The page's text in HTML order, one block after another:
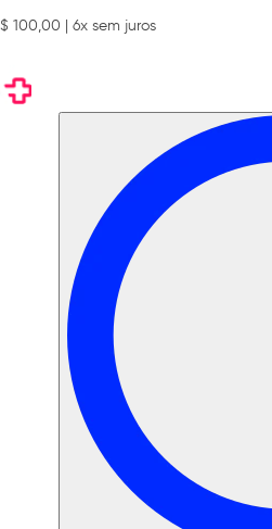
100,00 | 6x sem juros